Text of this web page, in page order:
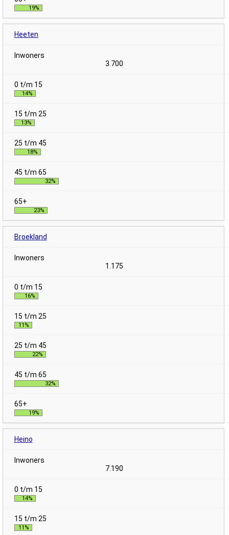
19%
Heeten
3.700
14%
13%
18%
32%
23%
Broekland
1.175
16%
11%
22%
32%
19%
Heino
7.190
14%
11%